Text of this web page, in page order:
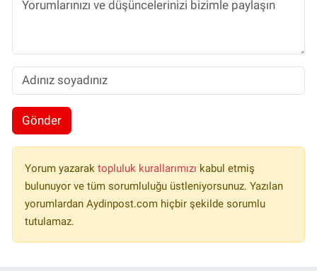
Gönder
Yorum yazarak topluluk kurallarımızı kabul etmiş
bulunuyor ve tüm sorumluluğu üstleniyorsunuz. Yazılan
yorumlardan Aydinpost.com hiçbir şekilde sorumlu
tutulamaz.